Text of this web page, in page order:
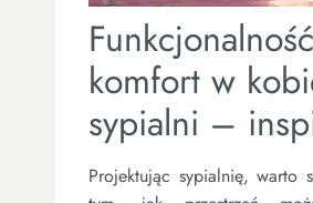
komfort w
sypialni –
Projektując sypialnię, warto